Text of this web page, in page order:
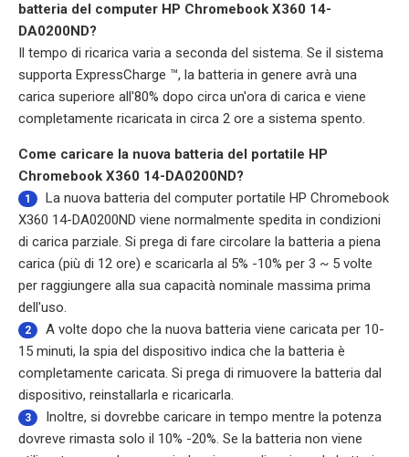
batteria del computer HP Chromebook X360 14-
DA0200ND?
Il tempo di ricarica varia a seconda del sistema. Se il sistema
supporta ExpressCharge ™, la batteria in genere avrà una
carica superiore all'80% dopo circa un'ora di carica e viene
completamente ricaricata in circa 2 ore a sistema spento.
Come caricare la nuova batteria del portatile HP
Chromebook X360 14-DA0200ND?
1 La nuova batteria del computer portatile HP Chromebook
X360 14-DA0200ND viene normalmente spedita in condizioni
di carica parziale. Si prega di fare circolare la batteria a piena
carica (più di 12 ore) e scaricarla al 5% -10% per 3 ~ 5 volte
per raggiungere alla sua capacità nominale massima prima
dell'uso.
2
A volte dopo che la nuova batteria viene caricata per 10-
15 minuti, la spia del dispositivo indica che la batteria è
completamente caricata. Si prega di rimuovere la batteria dal
dispositivo, reinstallarla e ricaricarla.
3
Inoltre, si dovrebbe caricare in tempo mentre la potenza
dovreve rimasta solo il 10% -20%. Se la batteria non viene